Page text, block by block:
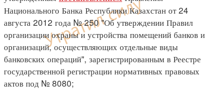
Национального Банка Республики Казахстан от 24
августа 2012 года № 250 "Об утверждении Правил
организации охраны и устройства помещений банков и
организаций, осуществляющих отдельные виды
банковских операций", зарегистрированным в Реестре
государственной регистрации нормативных правовых
актов под № 8080;